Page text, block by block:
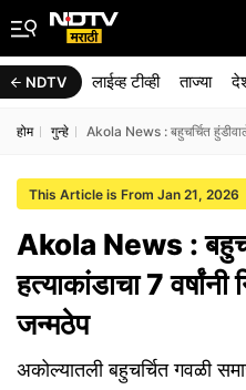
NDTV लाईव्ह टीव्ही ताज्या
होम गुन्हे Akola News : बहुचर्चित
This Article is From Jan 21, 2026
Akola News :
हत्याकांडाचा 7
जन्मठेप
अकोल्यातली बहुचर्चित गवळी